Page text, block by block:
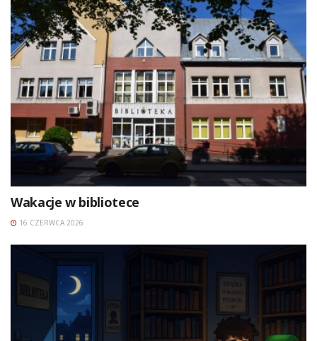
Wakacje w bibliotece
16 CZERWCA 2026